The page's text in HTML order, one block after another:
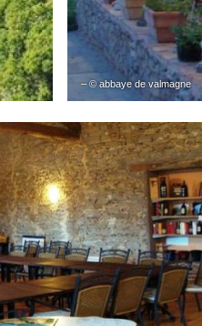
– © abbaye de valmagne